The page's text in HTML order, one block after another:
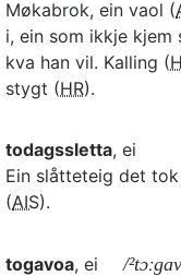
Møkabrok, ein vaol (
i, ein som ikkje
kva han vil. Kalling (
stygt (HR).
todagssletta, ei
Ein slåtteteig det
(AIS).
togavoa, ei
/